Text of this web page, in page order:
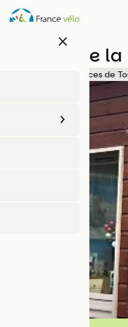
Aller
au
close
Maison de
Offices de